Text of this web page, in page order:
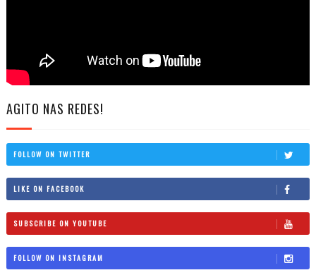
AGITO NAS REDES!
FOLLOW ON TWITTER
LIKE ON FACEBOOK
SUBSCRIBE ON YOUTUBE
FOLLOW ON INSTAGRAM